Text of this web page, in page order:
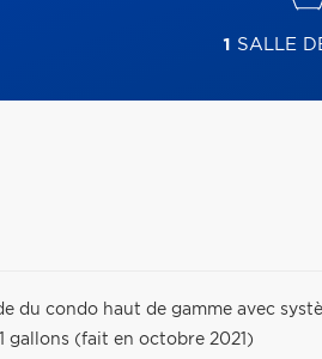
1 SALLE
du condo haut de gamme avec
gallons (fait en octobre 2021)